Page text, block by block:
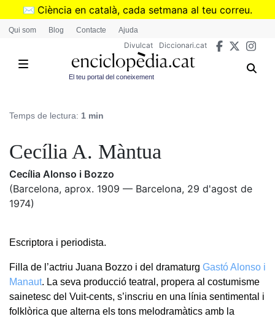
Vés
✉️ Ciència en català, cada setmana al teu correu.
➜Subscriu-te al butlletí de Divulcat
Qui som Blog Contacte Ajuda
Divulcat Diccionari.cat
El teu portal del coneixement
Temps de lectura: 1 min
Cecília A. Màntua
Cecília Alonso i Bozzo
(Barcelona, aprox. 1909 — Barcelona, 29 d'agost de
1974)
Escriptora i periodista.
Filla de l’actriu Juana Bozzo i del dramaturg Gastó Alonso i
Manaut. La seva producció teatral, propera al costumisme
sainetesc del Vuit-cents, s’inscriu en una línia sentimental i
folklòrica que alterna els tons melodramàtics amb la